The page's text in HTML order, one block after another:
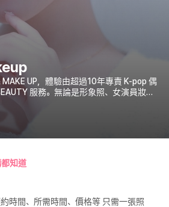
MAKE UP，體驗由超過10年專責 K-pop 偶
服務。無論是形象照、女演員妝
高光時刻增添光彩。找出屬於您的個人
燙髮、剪髮諮詢。由真正的 K-BEAUTY
知道
時間、所需時間、價格等 只需一張照